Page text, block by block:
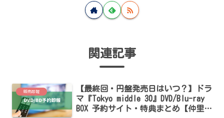
関連記事
販売即報
【最終回・円盤発売日はいつ？】ドラ
マ『Tokyo middle 30』DVD/Blu-ray
BOX 予約サイト・特典まとめ【仲里依